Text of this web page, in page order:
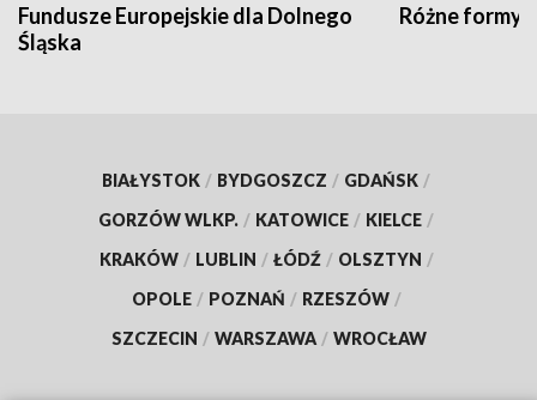
Fundusze Europejskie dla Dolnego
Śląska
Różne formy
BIAŁYSTOK / BYDGOSZCZ / GDAŃSK /
GORZÓW WLKP. / KATOWICE / KIELCE /
KRAKÓW / LUBLIN / ŁÓDŹ / OLSZTYN /
OPOLE / POZNAŃ / RZESZÓW /
SZCZECIN / WARSZAWA / WROCŁAW